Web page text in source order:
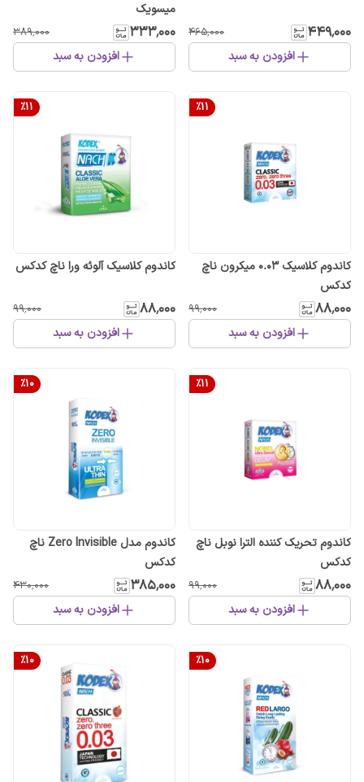
۴۴۹٬۰۰۰ ۴۶۵٬۰۰۰
افزودن به سبد
میسویک
۳۳۳٬۰۰۰ ۳۸۹٬۰۰۰
افزودن به سبد
%11
کاندوم کلاسیک 0.03 میکرون ناچ
کدکس
۸۸٬۰۰۰ ۹۹٬۰۰۰
افزودن به سبد
%11
کاندوم کلاسیک آلوئه ورا ناچ کدکس
۸۸٬۰۰۰ ۹۹٬۰۰۰
افزودن به سبد
%11
کاندوم تحریک کننده الترا نوبل ناچ
کدکس
۸۸٬۰۰۰ ۹۹٬۰۰۰
افزودن به سبد
%10
کاندوم مدل Zero Invisible ناچ
کدکس
۳۸۵٬۰۰۰ ۴۳۰٬۰۰۰
افزودن به سبد
%10
%10